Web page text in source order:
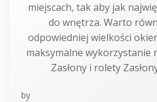
miejscach, tak aby jak
do wnętrza. Warto
odpowiedniej wielkości
maksymalne wykorzystanie
Zasłony i rolety
by